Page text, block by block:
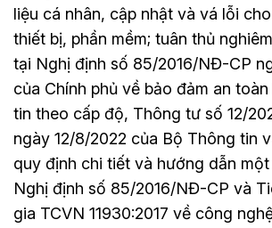
liệu cá nhân, cập nhật và vá lỗi
thiết bị, phần mềm; tuân thủ
tại Nghị định số 85/2016/NĐ-CP
của Chính phủ về bảo đảm an
tin theo cấp độ, Thông tư số 12/
ngày 12/8/2022 của Bộ Thông tin
quy định chi tiết và hướng dẫn
Nghị định số 85/2016/NĐ-CP và
gia TCVN 11930:2017 về công